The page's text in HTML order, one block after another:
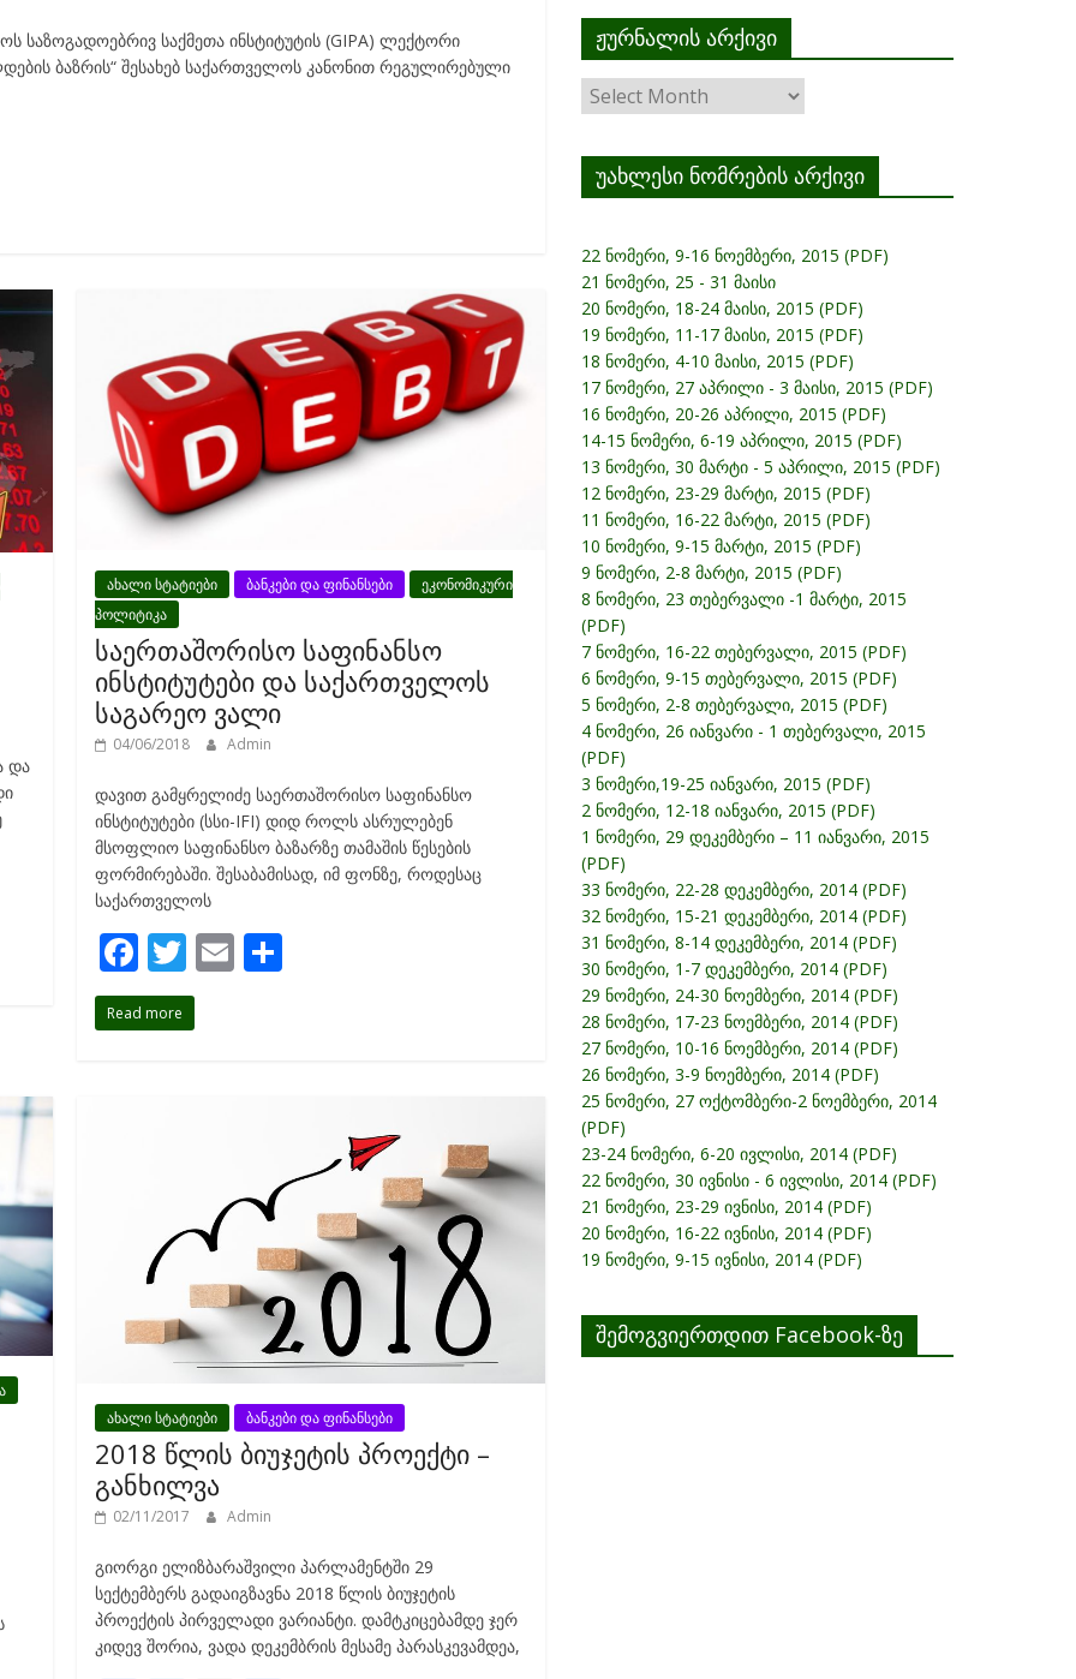
საზოგადოებრივ საქმეთა ინსტიტუტის (GIPA) ლექტორი
ბაზრის“ შესახებ საქართველოს კანონით რეგულირებული
და
ახალი სტატიები ბანკები და ფინანსები
ეკონომიკური
პოლიტიკა
საერთაშორისო საფინანსო
ინსტიტუტები და საქართველოს
საგარეო ვალი
04/06/2018 Admin
დავით გამყრელიძე საერთაშორისო საფინანსო
ინსტიტუტები (სსი-IFI) დიდ როლს ასრულებენ
მსოფლიო საფინანსო ბაზარზე თამაშის წესების
ფორმირებაში. შესაბამისად, იმ ფონზე, როდესაც
საქართველოს
F
ac
e
T
w
itt
E
Read more
ახალი სტატიები ბანკები და ფინანსები
2018 წლის ბიუჯეტის პროექტი –
განხილვა
02/11/2017 Admin
გიორგი ელიზბარაშვილი პარლამენტში 29
სექტემბერს გადაიგზავნა 2018 წლის ბიუჯეტის
პროექტის პირველადი ვარიანტი. დამტკიცებამდე ჯერ
კიდევ შორია, ვადა დეკემბრის მესამე პარასკევამდეა,
ჟურნალის არქივი
ჟურნალის
არქივი
უახლესი ნომრების არქივი
22 ნომერი, 9-16 ნოემბერი, 2015 (PDF)
21 ნომერი, 25 - 31 მაისი
20 ნომერი, 18-24 მაისი, 2015 (PDF)
19 ნომერი, 11-17 მაისი, 2015 (PDF)
18 ნომერი, 4-10 მაისი, 2015 (PDF)
17 ნომერი, 27 აპრილი - 3 მაისი, 2015 (PDF)
16 ნომერი, 20-26 აპრილი, 2015 (PDF)
14-15 ნომერი, 6-19 აპრილი, 2015 (PDF)
13 ნომერი, 30 მარტი - 5 აპრილი, 2015 (PDF)
12 ნომერი, 23-29 მარტი, 2015 (PDF)
11 ნომერი, 16-22 მარტი, 2015 (PDF)
10 ნომერი, 9-15 მარტი, 2015 (PDF)
9 ნომერი, 2-8 მარტი, 2015 (PDF)
8 ნომერი, 23 თებერვალი -1 მარტი, 2015
(PDF)
7 ნომერი, 16-22 თებერვალი, 2015 (PDF)
6 ნომერი, 9-15 თებერვალი, 2015 (PDF)
5 ნომერი, 2-8 თებერვალი, 2015 (PDF)
4 ნომერი, 26 იანვარი - 1 თებერვალი, 2015
(PDF)
3 ნომერი,19-25 იანვარი, 2015 (PDF)
2 ნომერი, 12-18 იანვარი, 2015 (PDF)
1 ნომერი, 29 დეკემბერი – 11 იანვარი, 2015
(PDF)
33 ნომერი, 22-28 დეკემბერი, 2014 (PDF)
32 ნომერი, 15-21 დეკემბერი, 2014 (PDF)
31 ნომერი, 8-14 დეკემბერი, 2014 (PDF)
30 ნომერი, 1-7 დეკემბერი, 2014 (PDF)
29 ნომერი, 24-30 ნოემბერი, 2014 (PDF)
28 ნომერი, 17-23 ნოემბერი, 2014 (PDF)
27 ნომერი, 10-16 ნოემბერი, 2014 (PDF)
26 ნომერი, 3-9 ნოემბერი, 2014 (PDF)
25 ნომერი, 27 ოქტომბერი-2 ნოემბერი, 2014
(PDF)
23-24 ნომერი, 6-20 ივლისი, 2014 (PDF)
22 ნომერი, 30 ივნისი - 6 ივლისი, 2014 (PDF)
21 ნომერი, 23-29 ივნისი, 2014 (PDF)
20 ნომერი, 16-22 ივნისი, 2014 (PDF)
19 ნომერი, 9-15 ივნისი, 2014 (PDF)
შემოგვიერთდით Facebook-ზე